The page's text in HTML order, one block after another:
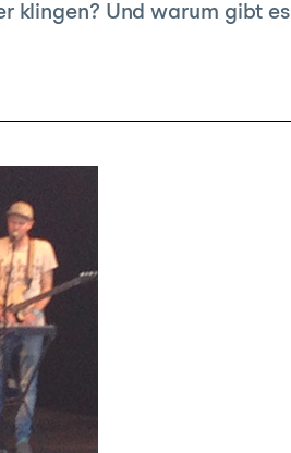
klingen? Und warum gibt